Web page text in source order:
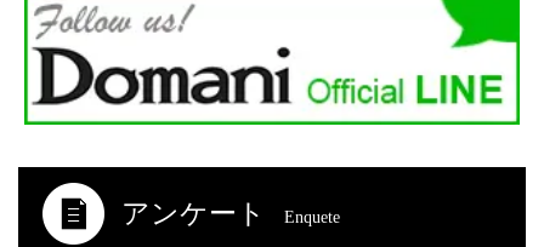
アンケート Enquete